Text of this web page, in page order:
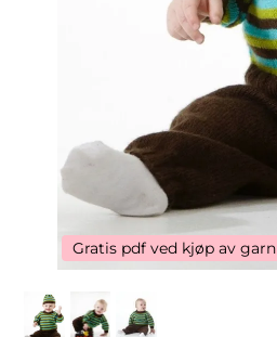
Gratis pdf ved kjøp av garn
Gratis pdf ved kjøp av garn
Gratis pdf ved kjøp av garn